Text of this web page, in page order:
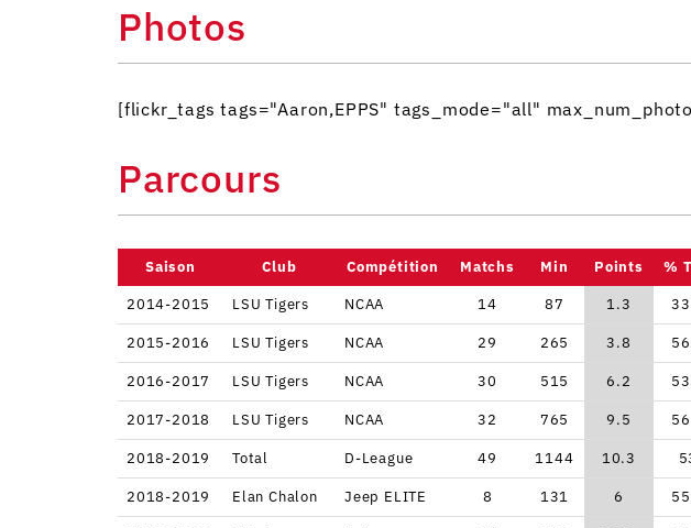
Photos
[flickr_tags tags="Aaron,EPPS" tags_mode="all"
Parcours
Saison Club Compétition Matchs Min Points %
2014-2015
LSU Tigers NCAA 14 87 1.3
2015-2016 LSU Tigers NCAA 29 265 3.8
2016-2017 LSU Tigers NCAA 30 515 6.2
2017-2018 LSU Tigers NCAA 32 765 9.5
2018-2019 Total D-League 49 1144 10.3
2018-2019 Elan Chalon Jeep ELITE 8 131 6